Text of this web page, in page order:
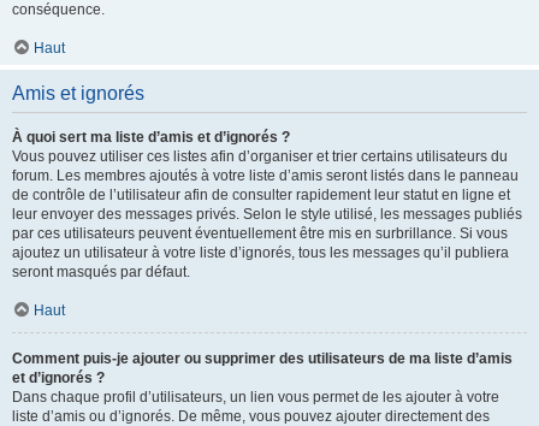
conséquence.
Haut
Amis et ignorés
À quoi sert ma liste d’amis et d’ignorés ?
Vous pouvez utiliser ces listes afin d’organiser et trier certains utilisateurs du
forum. Les membres ajoutés à votre liste d’amis seront listés dans le panneau
de contrôle de l’utilisateur afin de consulter rapidement leur statut en ligne et
leur envoyer des messages privés. Selon le style utilisé, les messages publiés
par ces utilisateurs peuvent éventuellement être mis en surbrillance. Si vous
ajoutez un utilisateur à votre liste d’ignorés, tous les messages qu’il publiera
seront masqués par défaut.
Haut
Comment puis-je ajouter ou supprimer des utilisateurs de ma liste d’amis
et d’ignorés ?
Dans chaque profil d’utilisateurs, un lien vous permet de les ajouter à votre
liste d’amis ou d’ignorés. De même, vous pouvez ajouter directement des